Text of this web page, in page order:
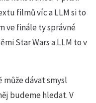
filmů víc a LLM si to
ve finále ty správné
Star Wars a LLM to v
dávat smysl
budeme hledat. V